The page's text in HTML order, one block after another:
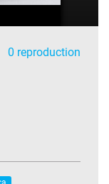
0 reproduction